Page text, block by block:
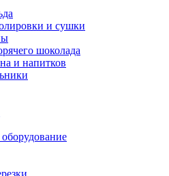
и сушки
шоколада
и напитков